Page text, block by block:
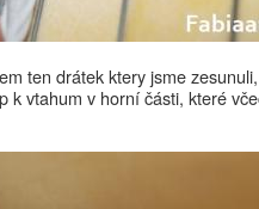
ten drátek ktery jsme
k vtahum v horní části, které